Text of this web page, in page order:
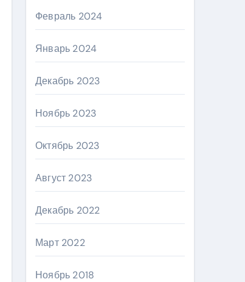
Февраль 2024
Январь 2024
Декабрь 2023
Ноябрь 2023
Октябрь 2023
Август 2023
Декабрь 2022
Март 2022
Ноябрь 2018